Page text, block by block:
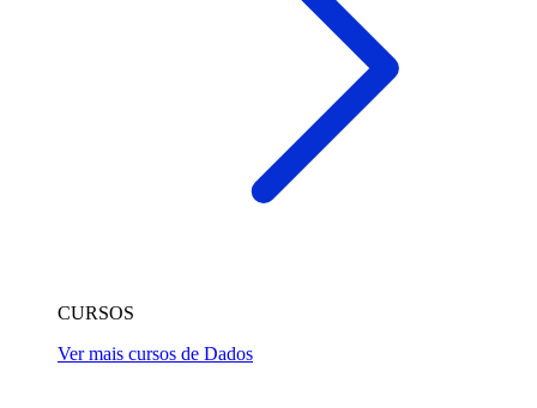
CURSOS
Ver mais cursos de Dados